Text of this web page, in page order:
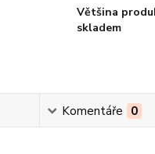
Většina
skladem
Komentáře 0